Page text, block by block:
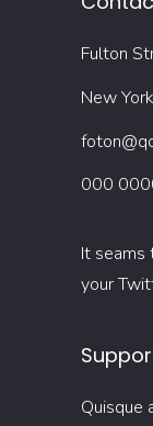
New
It seams
your
Quisque